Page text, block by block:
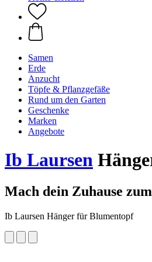
Samen
Erde
Anzucht
Töpfe & Pflanzgefäße
Rund um den Garten
Geschenke
Marken
Angebote
Ib Laursen
Mach dein Zuhause
Ib Laursen Hänger für Blumentopf